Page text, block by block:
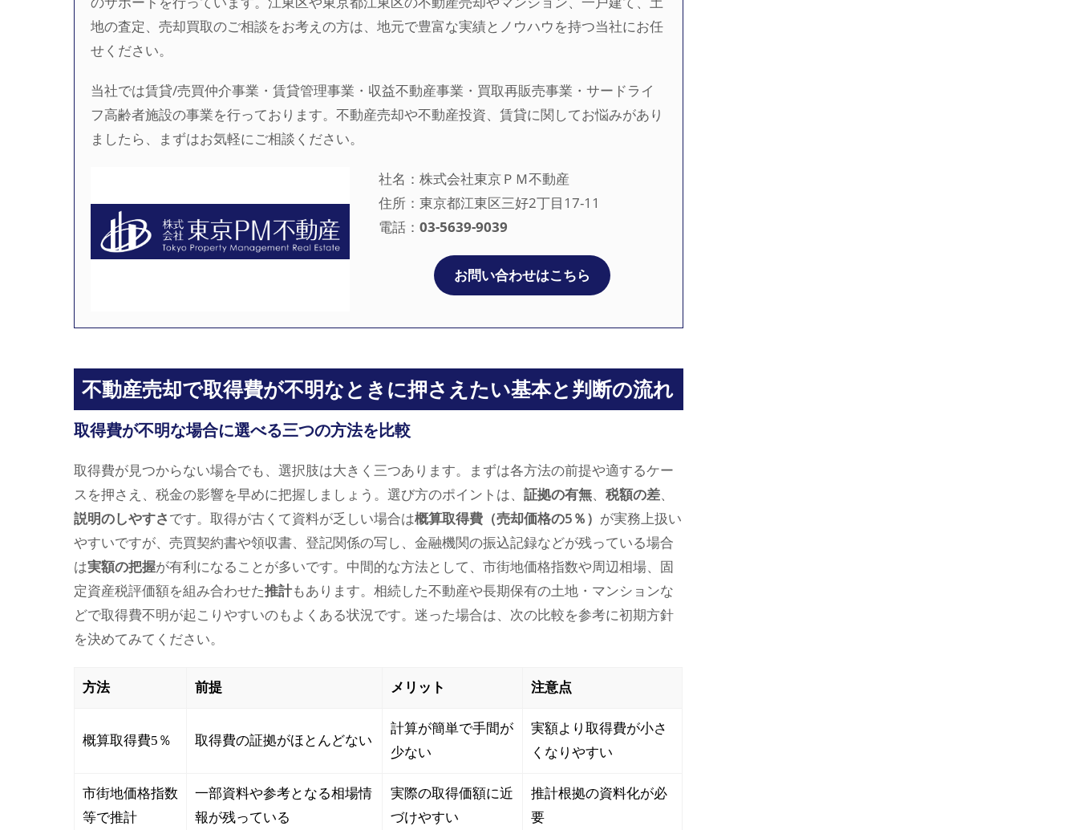
地の査定、売却買取のご相談をお考えの方は、地元で豊富な実績とノウハウを持つ当社にお任
せください。
当社では賃貸/売買仲介事業・賃貸管理事業・収益不動産事業・買取再販売事業・サードライ
フ高齢者施設の事業を行っております。不動産売却や不動産投資、賃貸に関してお悩みがあり
ましたら、まずはお気軽にご相談ください。
社名：株式会社東京ＰＭ不動産
住所：東京都江東区三好2丁目17-11
電話： 03-5639-9039
お問い合わせはこちら
不動産売却で取得費が不明なときに押さえたい基本と判断の流れ
取得費が不明な場合に選べる三つの方法を比較
取得費が見つからない場合でも、選択肢は大きく三つあります。まずは各方法の前提や適するケー
スを押さえ、税金の影響を早めに把握しましょう。選び方のポイントは、 証拠の有無、 税額の差、
説明のしやすさです。取得が古くて資料が乏しい場合は概算取得費（売却価格の5％） が実務上扱い
やすいですが、売買契約書や領収書、登記関係の写し、金融機関の振込記録などが残っている場合
は実額の把握が有利になることが多いです。中間的な方法として、市街地価格指数や周辺相場、固
定資産税評価額を組み合わせた推計もあります。相続した不動産や長期保有の土地・マンションな
どで取得費不明が起こりやすいのもよくある状況です。迷った場合は、次の比較を参考に初期方針
を決めてみてください。
方法 前提 メリット 注意点
概算取得費5％ 取得費の証拠がほとんどない
計算が簡単で手間が
少ない
実額より取得費が小さ
くなりやすい
市街地価格指数
等で推計
一部資料や参考となる相場情
報が残っている
実際の取得価額に近
づけやすい
推計根拠の資料化が必
要